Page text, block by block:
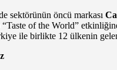
sektörünün öncü markası
“Taste of the World”
ile birlikte 12 ülkenin